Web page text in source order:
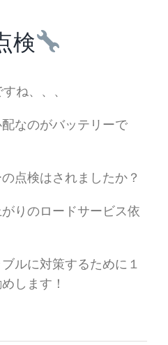
検
ね、、、
なのがバッテリーで
点検はされましたか？
りのロードサービス依
ルに対策するために１
します！